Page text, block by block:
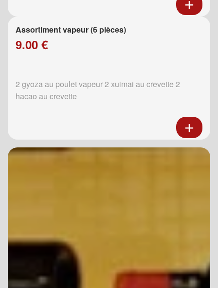
Assortiment vapeur (6 pièces)
9.00 €
2 gyoza au poulet vapeur 2 xuimai au crevette 2
hacao au crevette